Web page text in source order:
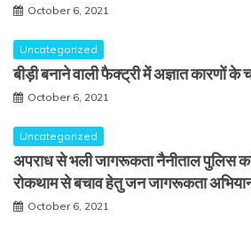
October 6, 2021
Uncategorized
बीड़ी बनाने वाली फैक्ट्री में अज्ञात कारणों
October 6, 2021
Uncategorized
अपराध से भली जागरूकता नैनीताल पुलिस का
रोकथाम से बचाव हेतु जन जागरूकता
October 6, 2021